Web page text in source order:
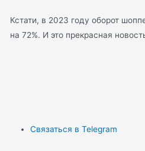
Кстати, в 2023 году оборот
на 72%. И это прекрасная
Связаться в Telegram